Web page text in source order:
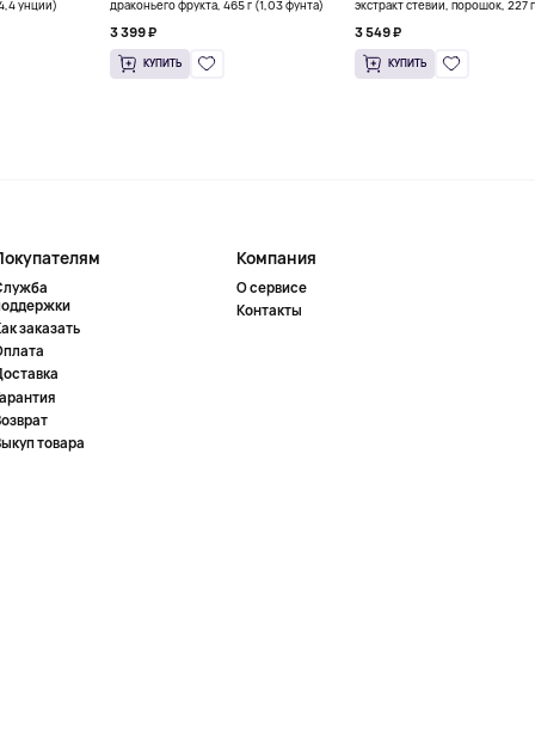
унции)
драконьего фрукта, 465 г (1,03 фунта)
3 399 ₽
КУПИТЬ
экстракт стевии, порошок, 227
3 549 ₽
КУПИТЬ
заказать
товара
Компания
О сервисе
Контакты